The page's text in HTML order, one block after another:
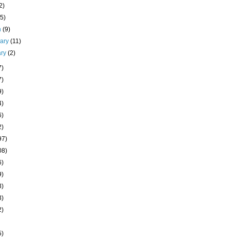
(9)
(11)
(2)